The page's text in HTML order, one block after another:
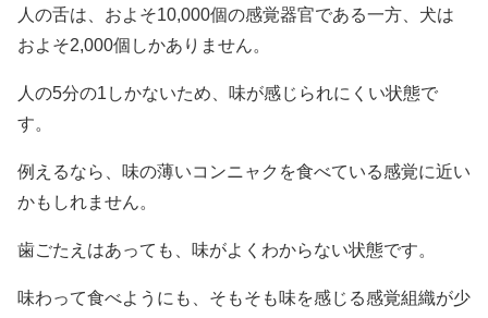
人の舌は、およそ10,000個の感覚器官である一方、犬は
およそ2,000個しかありません。
人の5分の1しかないため、味が感じられにくい状態で
す。
例えるなら、味の薄いコンニャクを食べている感覚に近い
かもしれません。
歯ごたえはあっても、味がよくわからない状態です。
味わって食べようにも、そもそも味を感じる感覚組織が少